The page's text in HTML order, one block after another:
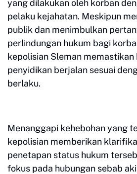
yang dilakukan oleh korban
pelaku kejahatan. Meskipun
publik dan menimbulkan
perlindungan hukum bagi
kepolisian Sleman memastikan
penyidikan berjalan sesuai
berlaku.
Menanggapi kehebohan yang
kepolisian memberikan
penetapan status hukum
fokus pada hubungan sebab